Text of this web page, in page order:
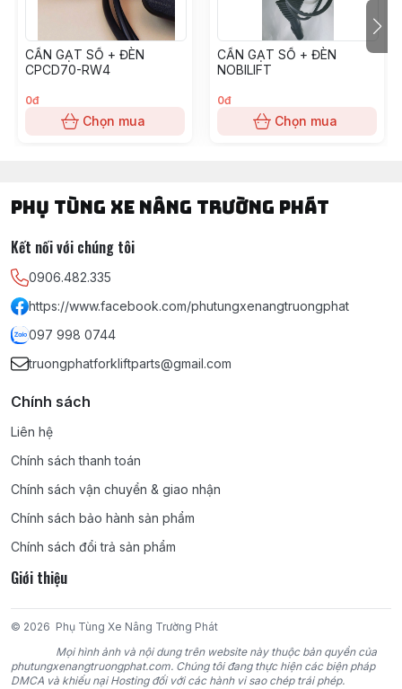
CẦN GẠT SỐ + ĐÈN
CPCD70-RW4
0đ
Chọn mua
CẦN GẠT SỐ + ĐÈN
NOBILIFT
0đ
Chọn mua
PHỤ TÙNG XE NÂNG TRƯỜNG PHÁT
Kết nối với chúng tôi
0906.482.335
https://www.facebook.com/phutungxenangtruongphat
097 998 0744
truongphatforkliftparts@gmail.com
Chính sách
Liên hệ
Chính sách thanh toán
Chính sách vận chuyển & giao nhận
Chính sách bảo hành sản phẩm
Chính sách đổi trả sản phẩm
Giới thiệu
© 2026 Phụ Tùng Xe Nâng Trường Phát
Mọi hình ảnh và nội dung trên website này thuộc bản quyền của
phutungxenangtruongphat.com. Chúng tôi đang thực hiện các biện pháp
DMCA và khiếu nại Hosting đối với các hành vi sao chép trái phép.